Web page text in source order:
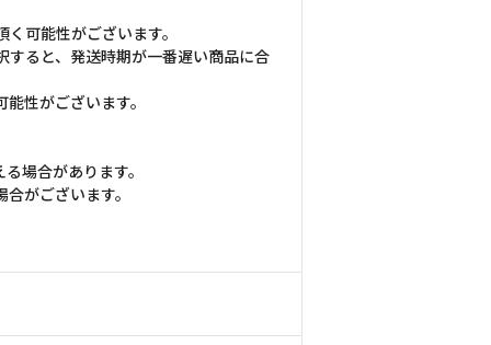
可能性がございます。
ると、発送時期が一番遅い商品に合
性がございます。
場合があります。
がございます。